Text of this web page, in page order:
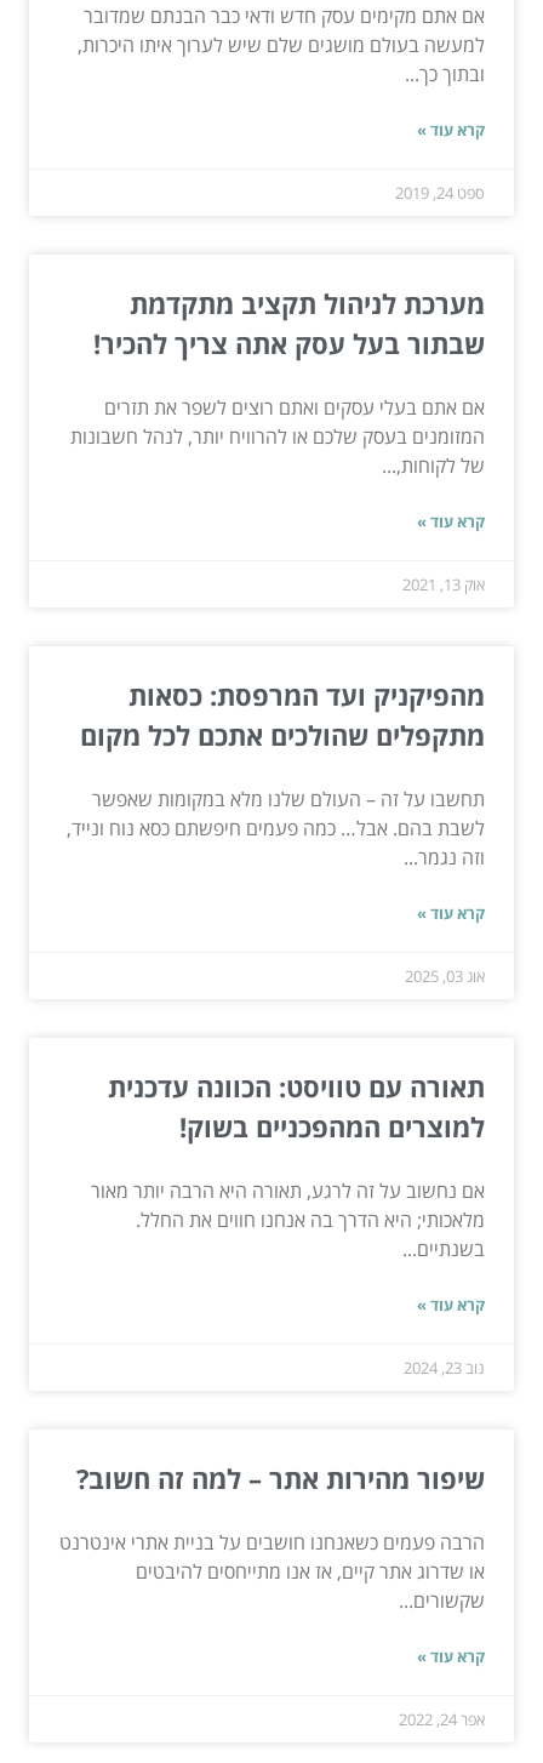
אם אתם מקימים עסק חדש ודאי כבר הבנתם שמדובר
למעשה בעולם מושגים שלם שיש לערוך איתו היכרות,
ובתוך כך...
קרא עוד »
ספט 24, 2019
מערכת לניהול תקציב מתקדמת
שבתור בעל עסק אתה צריך להכיר!
אם אתם בעלי עסקים ואתם רוצים לשפר את תזרים
המזומנים בעסק שלכם או להרוויח יותר, לנהל חשבונות
של לקוחות,...
קרא עוד »
אוק 13, 2021
מהפיקניק ועד המרפסת: כסאות
מתקפלים שהולכים אתכם לכל מקום
תחשבו על זה – העולם שלנו מלא במקומות שאפשר
לשבת בהם. אבל… כמה פעמים חיפשתם כסא נוח ונייד,
וזה נגמר...
קרא עוד »
אוג 03, 2025
תאורה עם טוויסט: הכוונה עדכנית
למוצרים המהפכניים בשוק!
אם נחשוב על זה לרגע, תאורה היא הרבה יותר מאור
מלאכותי; היא הדרך בה אנחנו חווים את החלל.
בשנתיים...
קרא עוד »
נוב 23, 2024
שיפור מהירות אתר – למה זה חשוב?
הרבה פעמים כשאנחנו חושבים על בניית אתרי אינטרנט
או שדרוג אתר קיים, אז אנו מתייחסים להיבטים
שקשורים...
קרא עוד »
אפר 24, 2022